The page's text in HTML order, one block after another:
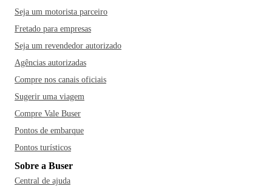
Seja um motorista parceiro
Fretado para empresas
Seja um revendedor autorizado
Agências autorizadas
Compre nos canais oficiais
Sugerir uma viagem
Compre Vale Buser
Pontos de embarque
Pontos turísticos
Sobre a Buser
Central de ajuda